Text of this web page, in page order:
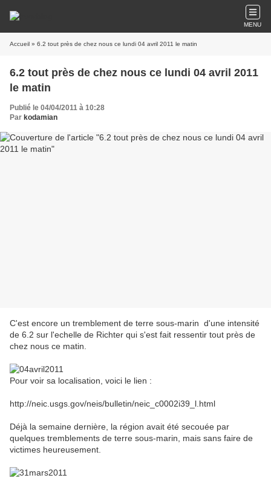
MENU
Accueil » 6.2 tout près de chez nous ce lundi 04 avril 2011 le matin
6.2 tout près de chez nous ce lundi 04 avril 2011
le matin
Publié le 04/04/2011 à 10:28
Par kodamian
C'est encore un tremblement de terre sous-marin d'une intensité
de 6.2 sur l'echelle de Richter qui s'est fait ressentir tout près de
chez nous ce matin.
Pour voir sa localisation, voici le lien :
http://neic.usgs.gov/neis/bulletin/neic_c0002i39_l.html
Déjà la semaine dernière, la région avait été secouée par
quelques tremblements de terre sous-marin, mais sans faire de
victimes heureusement.